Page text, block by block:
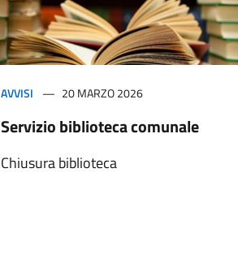
AVVISI 20 MARZO 2026
Servizio biblioteca comunale
Chiusura biblioteca